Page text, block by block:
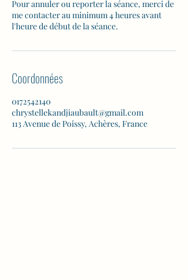
Pour annuler ou reporter la séance, merci de
me contacter au minimum 4 heures avant
l'heure de début de la séance.
Coordonnées
0172542140
chrystellekandjiaubault@gmail.com
113 Avenue de Poissy, Achères, France